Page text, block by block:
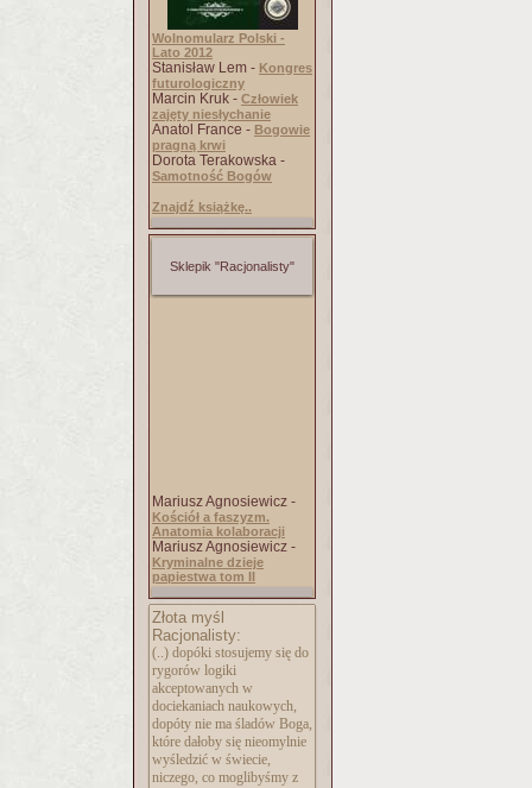
Wolnomularz Polski -
Lato 2012
Stanisław Lem - Kongres
futurologiczny
Marcin Kruk - Człowiek
zajęty niesłychanie
Anatol France - Bogowie
pragną krwi
Dorota Terakowska -
Samotność Bogów
Znajdź książkę..
Sklepik "Racjonalisty"
Mariusz Agnosiewicz -
Kościół a faszyzm.
Anatomia kolaboracji
Mariusz Agnosiewicz -
Kryminalne dzieje
papiestwa tom II
Złota myśl
Racjonalisty:
(..) dopóki stosujemy się do
rygorów logiki
akceptowanych w
dociekaniach naukowych,
dopóty nie ma śladów Boga,
które dałoby się nieomylnie
wyśledzić w świecie,
niczego, co moglibyśmy z